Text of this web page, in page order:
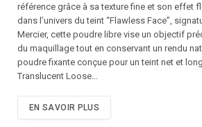
référence grâce à sa texture fine et son effet
dans l’univers du teint “Flawless Face”,
Mercier, cette poudre libre vise un objectif
du maquillage tout en conservant un rendu
poudre fixante conçue pour un teint net et
Translucent Loose…
EN SAVOIR PLUS